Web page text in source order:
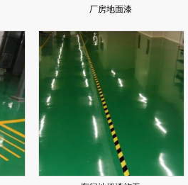
厂房地面漆